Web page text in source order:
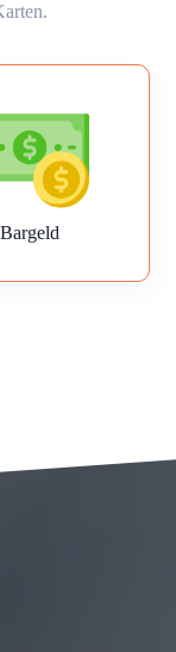
Bargeld